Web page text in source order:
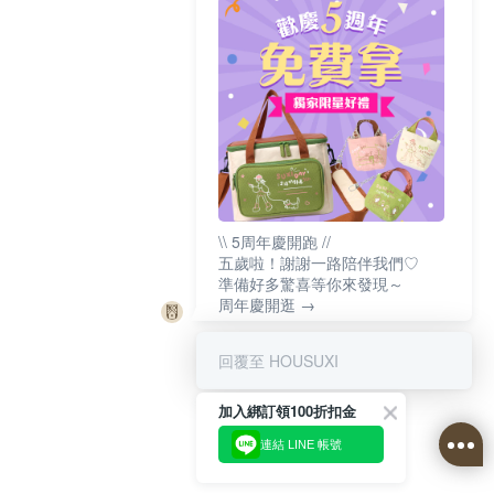
\\ 5周年慶開跑 //
五歲啦！謝謝一路陪伴我們♡
準備好多驚喜等你來發現～
周年慶開逛 →
回覆至 HOUSUXI
加入綁訂領100折扣金
連結 LINE 帳號